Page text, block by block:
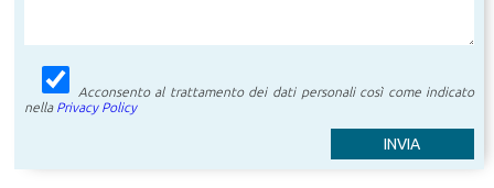
Acconsento al trattamento dei dati personali così come indicato
nella Privacy Policy